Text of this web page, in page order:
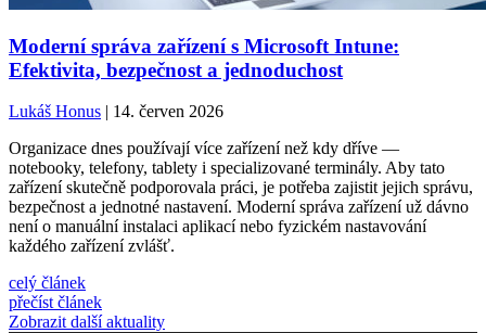
Moderní správa zařízení s Microsoft Intune:
Efektivita, bezpečnost a jednoduchost
Lukáš Honus | 14. červen 2026
Organizace dnes používají více zařízení než kdy dříve —
notebooky, telefony, tablety i specializované terminály. Aby tato
zařízení skutečně podporovala práci, je potřeba zajistit jejich správu,
bezpečnost a jednotné nastavení. Moderní správa zařízení už dávno
není o manuální instalaci aplikací nebo fyzickém nastavování
každého zařízení zvlášť.
celý článek
přečíst článek
Zobrazit další aktuality